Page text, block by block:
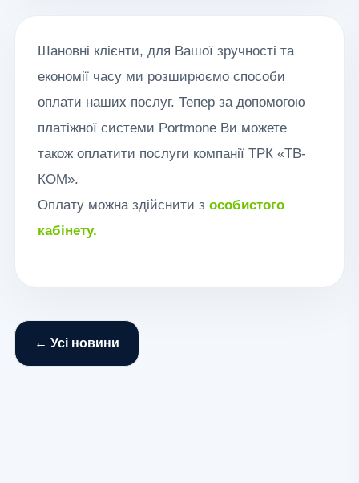
Шановні клієнти, для Вашої зручності та
економії часу ми розширюємо способи
оплати наших послуг. Тепер за допомогою
платіжної системи Portmone Ви можете
також оплатити послуги компанії ТРК «ТВ-
КОМ».
Оплату можна здійснити з особистого
кабінету.
← Усі новини